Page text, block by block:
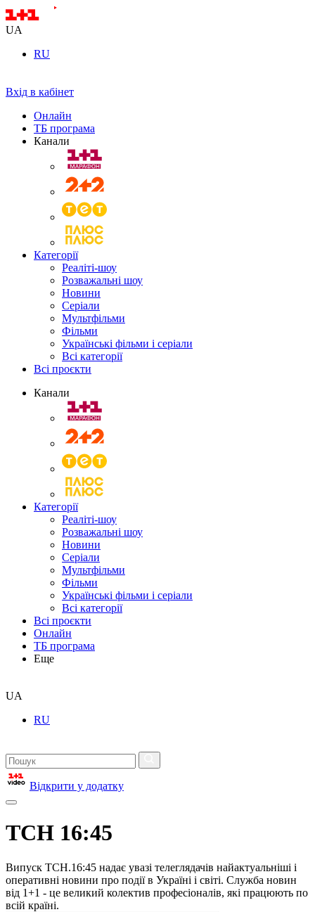
UA
RU
Вхід в кабінет
Онлайн
ТБ програма
Канали
Категорії
Реаліті-шоу
Розважальні шоу
Новини
Серіали
Мультфільми
Фільми
Українські фільми і серіали
Всі категорії
Всі проєкти
Канали
Категорії
Реаліті-шоу
Розважальні шоу
Новини
Серіали
Мультфільми
Фільми
Українські фільми і серіали
Всі категорії
Всі проєкти
Онлайн
ТБ програма
Еще
UA
RU
Відкрити у додатку
ТСН 16:45
Випуск ТСН.16:45 надає увазі телеглядачів найактуальніші і
оперативні новини про події в Україні і світі. Служба новин
від 1+1 - це великий колектив професіоналів, які працюють по
всій країні.